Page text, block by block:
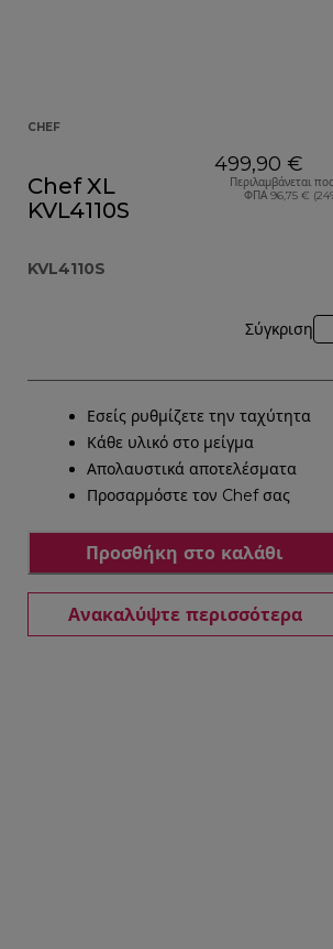
CHEF
Chef XL
KVL4110S
KVL4110S
499,90 €
Περιλαμβάνεται
ΦΠΑ 96,75 €
Σύγκριση
Εσείς ρυθμίζετε την ταχύτητα
Κάθε υλικό στο μείγμα
Απολαυστικά αποτελέσματα
Προσαρμόστε τον Chef σας
Προσθήκη στο καλάθι
Ανακαλύψτε περισσότερα